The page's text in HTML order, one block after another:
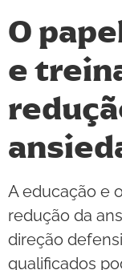
O
e
A educação e
redução da
direção
qualificados